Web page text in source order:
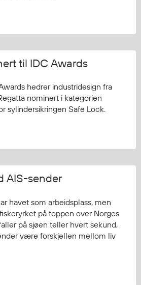
til IDC Awards
hedrer industridesign fra
nominert i kategorien
sylindersikringen Safe Lock.
AIS-sender
havet som arbeidsplass, men
på toppen over Norges
på sjøen teller hvert sekund,
være forskjellen mellom liv